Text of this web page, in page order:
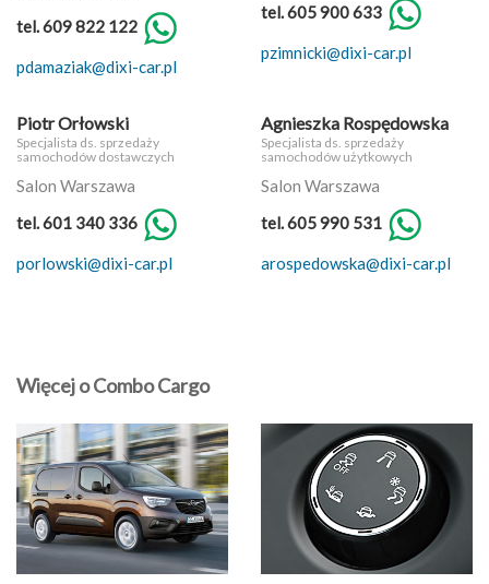
tel. 609 822 122
pdamaziak@dixi-car.pl
tel. 605 900 633
pzimnicki@dixi-car.pl
Piotr Orłowski
Specjalista ds. sprzedaży
samochodów dostawczych
Salon Warszawa
tel. 601 340 336
porlowski@dixi-car.pl
Agnieszka Rospędowska
Specjalista ds. sprzedaży
samochodów użytkowych
Salon Warszawa
tel. 605 990 531
arospedowska@dixi-car.pl
Więcej o Combo Cargo